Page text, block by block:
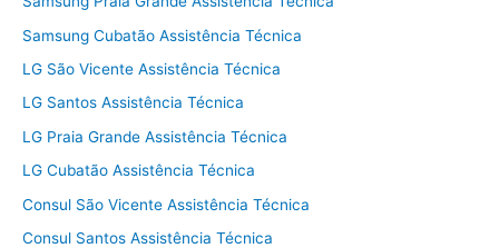
Samsung Cubatão Assistência Técnica
LG São Vicente Assistência Técnica
LG Santos Assistência Técnica
LG Praia Grande Assistência Técnica
LG Cubatão Assistência Técnica
Consul São Vicente Assistência Técnica
Consul Santos Assistência Técnica